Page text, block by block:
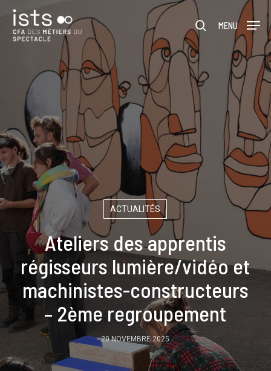
main
content
rechercher
MENU
ACTUALITÉS
Ateliers des apprentis
régisseurs lumière/vidéo et
machinistes-constructeurs
– 2ème regroupement
20 NOVEMBRE 2025
Menu